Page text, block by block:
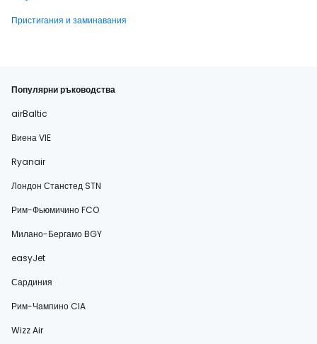
Пристигания и заминавания
Популярни ръководства
airBaltic
Виена VIE
Ryanair
Лондон Станстед STN
Рим-Фьюмичино FCO
Милано-Бергамо BGY
easyJet
Сардиния
Рим-Чампино CIA
Wizz Air